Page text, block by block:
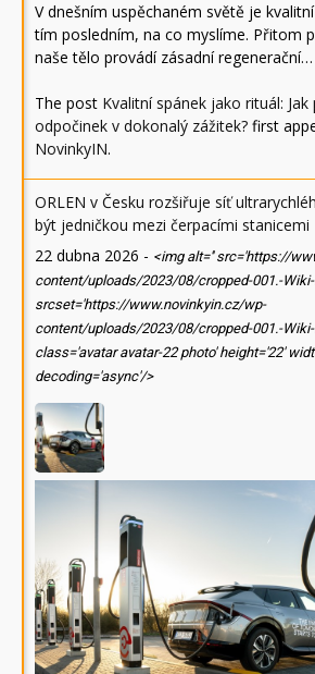
V dnešním uspěchaném světě je
tím posledním, na co myslíme. Přitom
naše tělo provádí zásadní regenerační…
The post Kvalitní spánek jako rituál:
odpočinek v dokonalý zážitek? first
NovinkyIN.
ORLEN v Česku rozšiřuje síť
být jedničkou mezi čerpacími stanicemi
22 dubna 2026 - <img alt='' src='https://
content/uploads/2023/08/cropped-001.-Wiki-
srcset='https://www.novinkyin.cz/wp-
content/uploads/2023/08/cropped-001.-Wiki-
class='avatar avatar-22 photo' height='22'
decoding='async'/>